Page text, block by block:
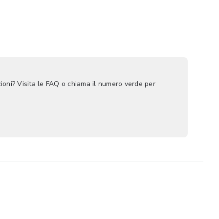
Visita le FAQ o chiama il numero verde per